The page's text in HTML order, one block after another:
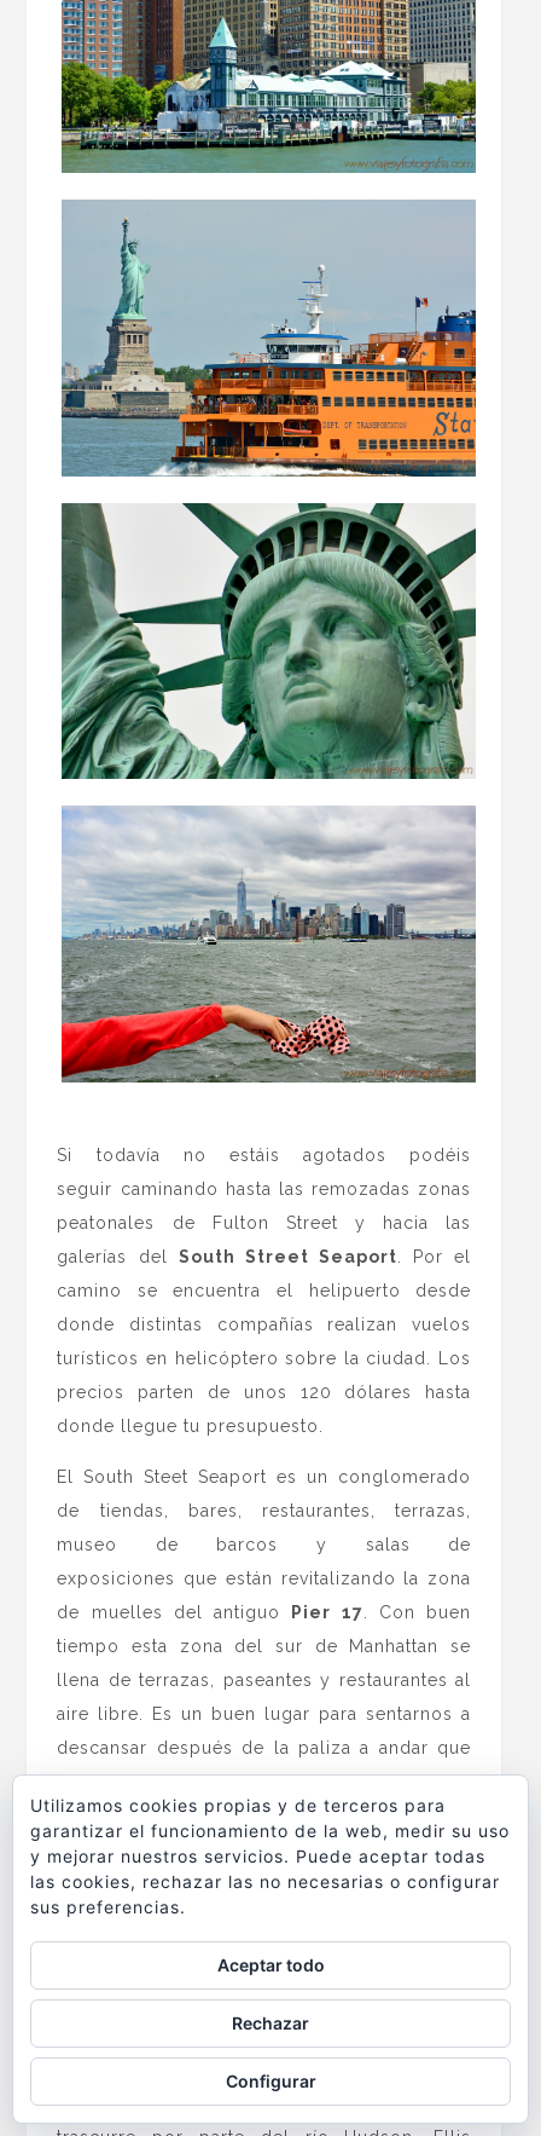
Si todavía no estáis agotados podéis
seguir caminando hasta las remozadas zonas
peatonales de Fulton Street y hacia las
galerías del South Street Seaport. Por el
camino se encuentra el helipuerto desde
donde distintas compañías realizan vuelos
turísticos en helicóptero sobre la ciudad. Los
precios parten de unos 120 dólares hasta
donde llegue tu presupuesto.
El South Steet Seaport es un conglomerado
de tiendas, bares, restaurantes, terrazas,
museo de barcos y salas de
exposiciones que están revitalizando la zona
de muelles del antiguo
Pier 17. Con buen
tiempo esta zona del sur de Manhattan se
llena de terrazas, paseantes y restaurantes al
aire libre. Es un buen lugar para sentarnos a
descansar después de la paliza a andar que
nos hemos dado. Pero es que caminar es una
de las mejores formas de conocer NY aunque
no la única. Desde aquí tendremos unas
vistas espectaculares del East River y del
Brooklyn Bridge.
También aquí encontraremos unos
embarcaderos. En uno de ellos podemos
tomar una lancha de la empresa
para hacer un recorrido sin bajarnos del
barco de poco más de una hora. El recorrido
Utilizamos cookies propias y de terceros para
garantizar el funcionamiento de la web, medir su uso
y mejorar nuestros servicios. Puede aceptar todas
las cookies, rechazar las no necesarias o configurar
sus preferencias.
Aceptar todo
Rechazar
Configurar